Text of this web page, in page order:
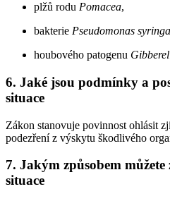
plžů rodu Pomacea,
bakterie Pseudomonas
houbového patogenu
6. Jaké jsou podmínky a
situace
Zákon stanovuje povinnost ohlásit
podezření z výskytu škodlivého
7. Jakým způsobem
situace